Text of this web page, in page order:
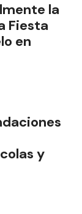
la
Fiesta
en
y